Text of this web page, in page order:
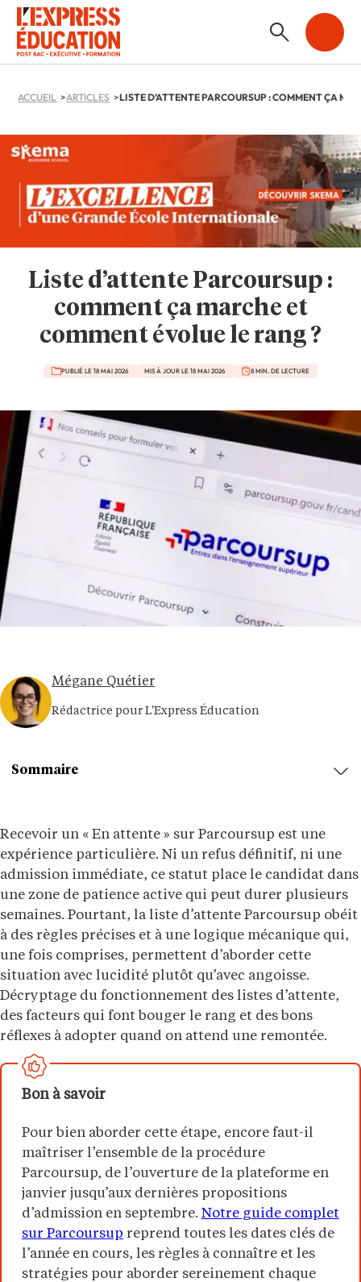
ACCUEIL ARTICLES
Liste d’attente Parcoursup :
comment ça marche et
comment évolue le rang ?
PUBLIÉ LE 18 MAI 2026 MIS À JOUR LE 18 MAI 2026 8 MIN. DE LECTURE
Mégane Quétier
Rédactrice pour L'Express Éducation
Recevoir un « En attente » sur Parcoursup est une
expérience particulière. Ni un refus définitif, ni une
admission immédiate, ce statut place le candidat dans
une zone de patience active qui peut durer plusieurs
semaines. Pourtant, la liste d’attente Parcoursup obéit
à des règles précises et à une logique mécanique qui,
une fois comprises, permettent d’aborder cette
situation avec lucidité plutôt qu’avec angoisse.
Décryptage du fonctionnement des listes d’attente,
des facteurs qui font bouger le rang et des bons
réflexes à adopter quand on attend une remontée.
Bon à savoir
Pour bien aborder cette étape, encore faut-il
maîtriser l’ensemble de la procédure
Parcoursup, de l’ouverture de la plateforme en
janvier jusqu’aux dernières propositions
d’admission en septembre. Notre guide complet
sur Parcoursup reprend toutes les dates clés de
l’année en cours, les règles à connaître et les
stratégies pour aborder sereinement chaque
Sommaire